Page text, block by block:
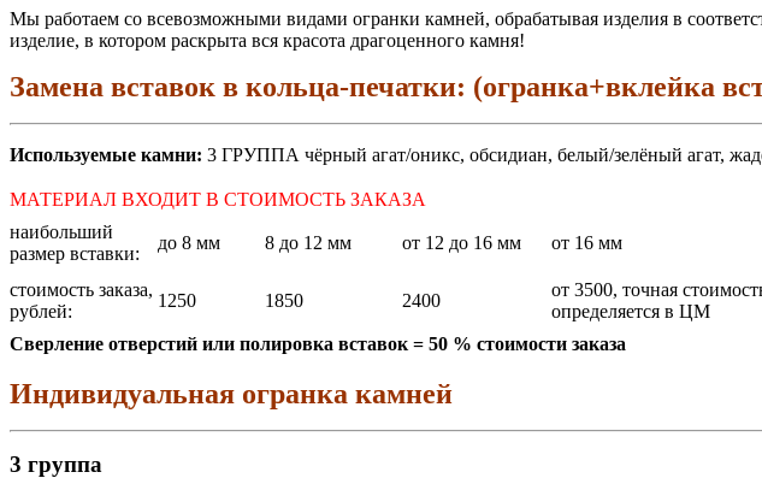
Мы работаем со всевозможными видами огранки камней, обрабатывая изделия в
изделие, в котором раскрыта вся красота драгоценного камня!
Замена вставок в кольца-печатки: (огранка+вклейка
Используемые камни: 3 ГРУППА чёрный агат/оникс, обсидиан, белый/зелёный агат,
МАТЕРИАЛ ВХОДИТ В СТОИМОСТЬ ЗАКАЗА
наибольший
размер вставки:
до 8 мм 8 до 12 мм от 12 до 16 мм от 16 мм
стоимость заказа,
рублей:
1250 1850 2400
от 3500, точная
определяется в ЦМ
Сверление отверстий или полировка вставок = 50 % стоимости заказа
Индивидуальная огранка камней
3 группа